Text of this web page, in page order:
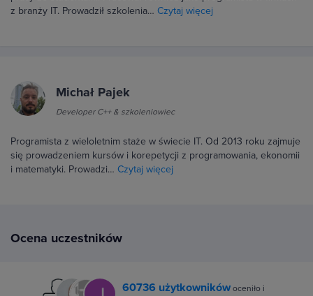
z branży IT. Prowadził szkolenia… Czytaj więcej
Michał Pajek
Developer C++ & szkoleniowiec
Programista z wieloletnim staże w świecie IT. Od 2013 roku zajmuje
się prowadzeniem kursów i korepetycji z programowania, ekonomii
i matematyki. Prowadzi… Czytaj więcej
Ocena uczestników
60736 użytkownikówoceniło i